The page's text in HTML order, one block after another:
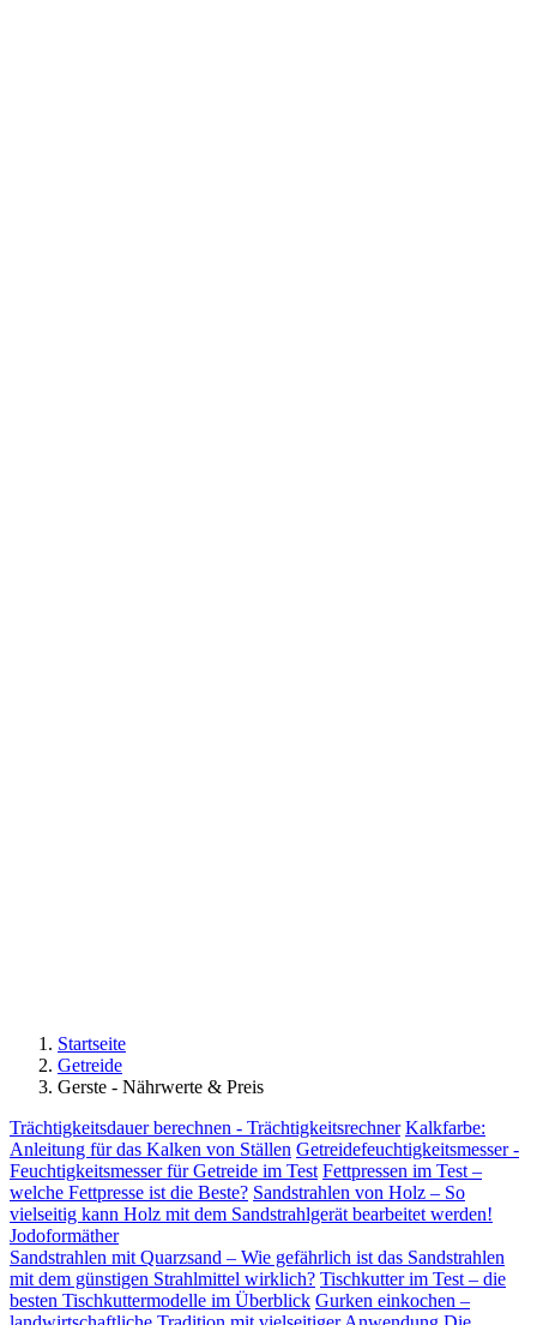
Startseite
Getreide
Gerste - Nährwerte & Preis
Trächtigkeitsdauer berechnen - Trächtigkeitsrechner Kalkfarbe:
Anleitung für das Kalken von Ställen Getreidefeuchtigkeitsmesser -
Feuchtigkeitsmesser für Getreide im Test Fettpressen im Test –
welche Fettpresse ist die Beste? Sandstrahlen von Holz – So
vielseitig kann Holz mit dem Sandstrahlgerät bearbeitet werden!
Jodoformäther
Sandstrahlen mit Quarzsand – Wie gefährlich ist das Sandstrahlen
mit dem günstigen Strahlmittel wirklich? Tischkutter im Test – die
besten Tischkuttermodelle im Überblick Gurken einkochen –